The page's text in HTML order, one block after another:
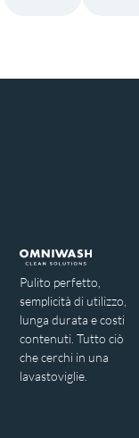
Pulito perfetto,
semplicità di utilizzo,
lunga durata e costi
contenuti. Tutto ciò
che cerchi in una
lavastoviglie.